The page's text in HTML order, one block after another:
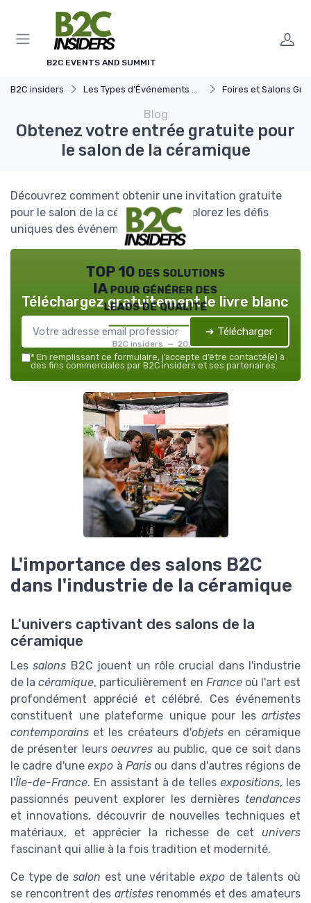
B2C EVENTS AND SUMMIT
B2C insiders Les Types d'Événements B2C Foires et Salons Grand
Blog
Obtenez votre entrée gratuite pour
le salon de la céramique
Découvrez comment obtenir une invitation gratuite
pour le salon de la céramique et explorez les défis
uniques des événements B2C.
TOP 10 des solutions
IA pour générer des
leads de qualité
B2C insiders — 2026
Téléchargez gratuitement le livre blanc
➔ Télécharger
* En remplissant ce formulaire, j’accepte d’être contacté(e) à
des fins commerciales par B2C insiders et ses partenaires.
L'importance des salons B2C
dans l'industrie de la céramique
L'univers captivant des salons de la
céramique
Lessalons B2C jouent un rôle crucial dans l'industrie
de lacéramique, particulièrement en Franceoù l'art est
profondément apprécié et célébré. Ces événements
constituent une plateforme unique pour les artistes
contemporains et les créateurs d'objetsen céramique
de présenter leursoeuvres au public, que ce soit dans
le cadre d'uneexpo àParis ou dans d'autres régions de
l'Île-de-France. En assistant à de tellesexpositions, les
passionnés peuvent explorer les dernières tendances
et innovations, découvrir de nouvelles techniques et
matériaux, et apprécier la richesse de cet univers
fascinant qui allie à la fois tradition et modernité.
Ce type desalon est une véritable expode talents où
se rencontrent des artistesrenommés et des amateurs
Panneau de gestion des cookies